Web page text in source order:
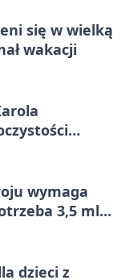
się w wielką
wakacji
wymaga
3,5 mln
dzieci z